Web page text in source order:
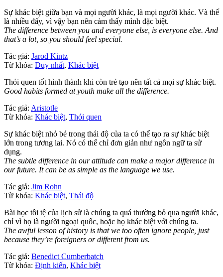
Sự khác biệt giữa bạn và mọi người khác, là mọi người khác. Và thế
là nhiều đấy, vì vậy bạn nên cảm thấy mình đặc biệt.
The difference between you and everyone else, is everyone else. And
that’s a lot, so you should feel special.
Tác giả: Jarod Kintz
Từ khóa: Duy nhất, Khác biệt
Thói quen tốt hình thành khi còn trẻ tạo nên tất cả mọi sự khác biệt.
Good habits formed at youth make all the difference.
Tác giả: Aristotle
Từ khóa: Khác biệt, Thói quen
Sự khác biệt nhỏ bé trong thái độ của ta có thể tạo ra sự khác biệt
lớn trong tương lai. Nó có thể chỉ đơn giản như ngôn ngữ ta sử
dụng.
The subtle difference in our attitude can make a major difference in
our future. It can be as simple as the language we use.
Tác giả: Jim Rohn
Từ khóa: Khác biệt, Thái độ
Bài học tồi tệ của lịch sử là chúng ta quá thường bỏ qua người khác,
chỉ vì họ là người ngoại quốc, hoặc họ khác biệt với chúng ta.
The awful lesson of history is that we too often ignore people, just
because they’re foreigners or different from us.
Tác giả: Benedict Cumberbatch
Từ khóa: Định kiến, Khác biệt